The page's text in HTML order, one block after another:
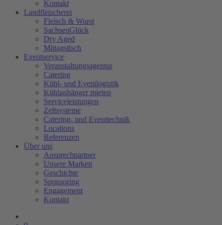
Kontakt
Landfleischerei
Fleisch & Wurst
SachsenGlück
Dry Aged
Mittagstisch
Eventservice
Veranstaltungsagentur
Catering
Kühl- und Eventlogistik
Kühlanhänger mieten
Serviceleistungen
Zeltsysteme
Catering- und Eventtechnik
Locations
Referenzen
Über uns
Ansprechpartner
Unsere Marken
Geschichte
Sponsoring
Engagement
Kontakt